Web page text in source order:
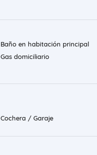
Baño en habitación principal
Gas domiciliario
Cochera / Garaje